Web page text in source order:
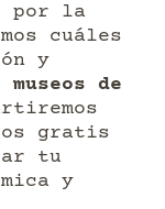
por la
cuáles
y
de
gratis
tu
y